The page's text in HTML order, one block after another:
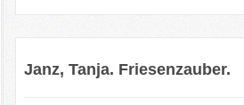
Janz, Tanja. Friesenzauber.